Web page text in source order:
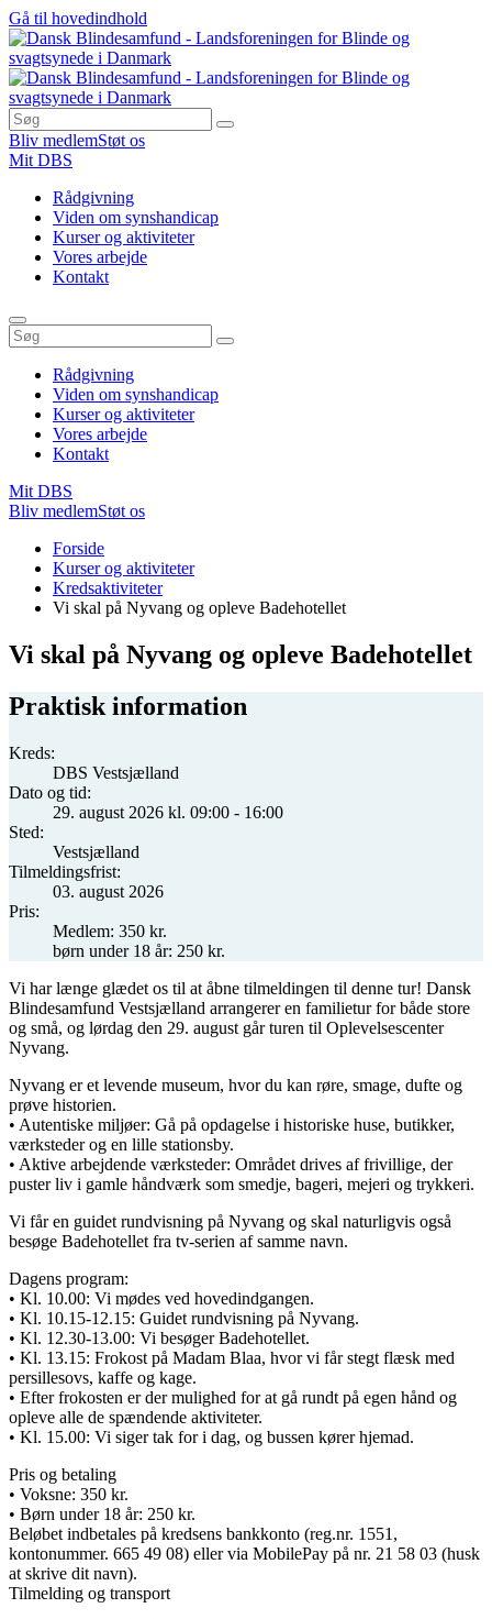
Gå til hovedindhold
Bliv medlemStøt os
Mit DBS
Rådgivning
Viden om synshandicap
Kurser og aktiviteter
Vores arbejde
Kontakt
Rådgivning
Viden om synshandicap
Kurser og aktiviteter
Vores arbejde
Kontakt
Mit DBS
Bliv medlemStøt os
Forside
Kurser og aktiviteter
Kredsaktiviteter
Vi skal på Nyvang og opleve Badehotellet
Vi skal på Nyvang og opleve Badehotellet
Praktisk information
Kreds:
DBS Vestsjælland
Dato og tid:
29. august 2026 kl. 09:00 - 16:00
Sted:
Vestsjælland
Tilmeldingsfrist:
03. august 2026
Pris:
Medlem: 350 kr.
børn under 18 år: 250 kr.
Vi har længe glædet os til at åbne tilmeldingen til denne tur! Dansk
Blindesamfund Vestsjælland arrangerer en familietur for både store
og små, og lørdag den 29. august går turen til Oplevelsescenter
Nyvang.
Nyvang er et levende museum, hvor du kan røre, smage, dufte og
prøve historien.
• Autentiske miljøer: Gå på opdagelse i historiske huse, butikker,
værksteder og en lille stationsby.
• Aktive arbejdende værksteder: Området drives af frivillige, der
puster liv i gamle håndværk som smedje, bageri, mejeri og trykkeri.
Vi får en guidet rundvisning på Nyvang og skal naturligvis også
besøge Badehotellet fra tv-serien af samme navn.
Dagens program:
• Kl. 10.00: Vi mødes ved hovedindgangen.
• Kl. 10.15-12.15: Guidet rundvisning på Nyvang.
• Kl. 12.30-13.00: Vi besøger Badehotellet.
• Kl. 13.15: Frokost på Madam Blaa, hvor vi får stegt flæsk med
persillesovs, kaffe og kage.
• Efter frokosten er der mulighed for at gå rundt på egen hånd og
opleve alle de spændende aktiviteter.
• Kl. 15.00: Vi siger tak for i dag, og bussen kører hjemad.
Pris og betaling
• Voksne: 350 kr.
• Børn under 18 år: 250 kr.
Beløbet indbetales på kredsens bankkonto (reg.nr. 1551,
kontonummer. 665 49 08) eller via MobilePay på nr. 21 58 03 (husk
at skrive dit navn).
Tilmelding og transport